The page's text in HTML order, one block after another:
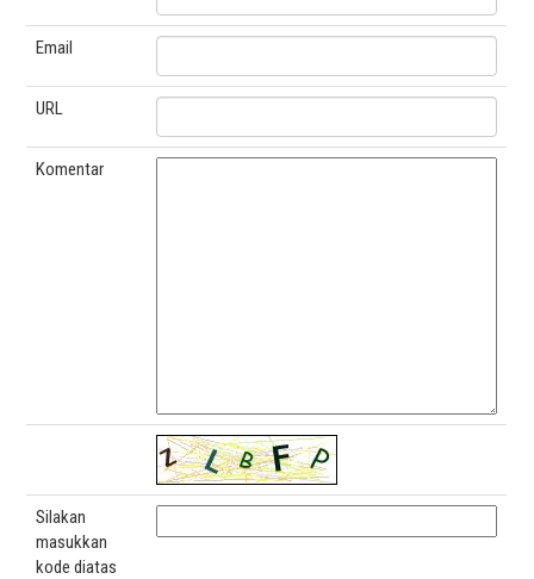
Email
URL
Komentar
Silakan
masukkan
kode diatas